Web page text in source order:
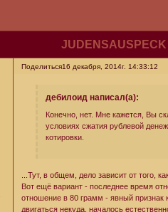
Поделиться16 декабря, 2014г. 14:33:12
дебилоид написал(а):
Конечно, нет. Мне кажется, Вы
условиях сжатия рублевой
котировки.
...Тут, в общем, дело зависит от того,
Вот ещё вариант - последнее время
отношение в 80 грамм - явный признак
двигаться некуда, началось